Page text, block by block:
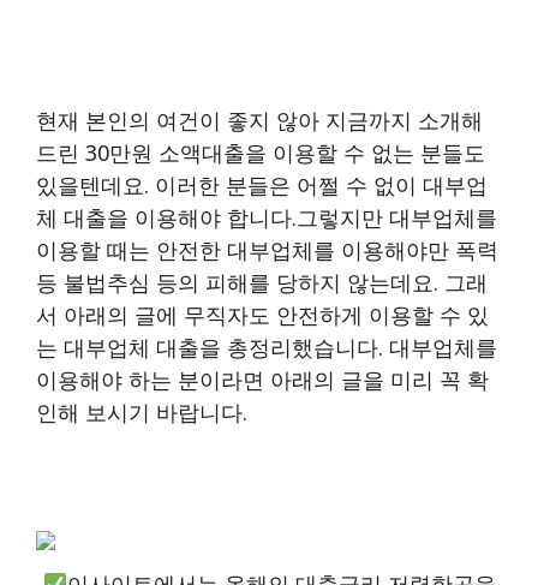
현재 본인의 여건이 좋지 않아 지금까지 소개해
드린 30만원 소액대출을 이용할 수 없는 분들도
있을텐데요. 이러한 분들은 어쩔 수 없이 대부업
체 대출을 이용해야 합니다.그렇지만 대부업체를
이용할 때는 안전한 대부업체를 이용해야만 폭력
등 불법추심 등의 피해를 당하지 않는데요. 그래
서 아래의 글에 무직자도 안전하게 이용할 수 있
는 대부업체 대출을 총정리했습니다. 대부업체를
이용해야 하는 분이라면 아래의 글을 미리 꼭 확
인해 보시기 바랍니다.